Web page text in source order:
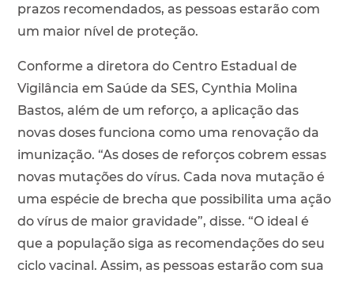
prazos recomendados, as pessoas estarão com
um maior nível de proteção.
Conforme a diretora do Centro Estadual de
Vigilância em Saúde da SES, Cynthia Molina
Bastos, além de um reforço, a aplicação das
novas doses funciona como uma renovação da
imunização. “As doses de reforços cobrem essas
novas mutações do vírus. Cada nova mutação é
uma espécie de brecha que possibilita uma ação
do vírus de maior gravidade”, disse. “O ideal é
que a população siga as recomendações do seu
ciclo vacinal. Assim, as pessoas estarão com sua